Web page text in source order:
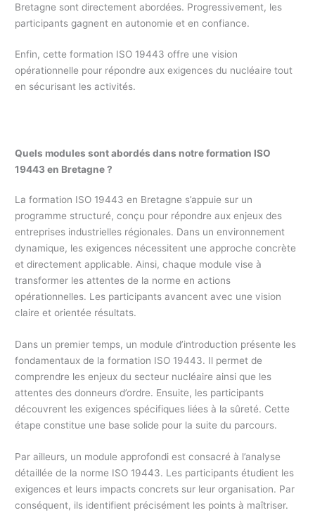
Bretagne sont directement abordées. Progressivement, les
participants gagnent en autonomie et en confiance.
Enfin, cette formation ISO 19443 offre une vision
opérationnelle pour répondre aux exigences du nucléaire tout
en sécurisant les activités.
Quels modules sont abordés dans notre formation ISO
19443 en Bretagne ?
La formation ISO 19443 en Bretagne s’appuie sur un
programme structuré, conçu pour répondre aux enjeux des
entreprises industrielles régionales. Dans un environnement
dynamique, les exigences nécessitent une approche concrète
et directement applicable. Ainsi, chaque module vise à
transformer les attentes de la norme en actions
opérationnelles. Les participants avancent avec une vision
claire et orientée résultats.
Dans un premier temps, un module d’introduction présente les
fondamentaux de la formation ISO 19443. Il permet de
comprendre les enjeux du secteur nucléaire ainsi que les
attentes des donneurs d’ordre. Ensuite, les participants
découvrent les exigences spécifiques liées à la sûreté. Cette
étape constitue une base solide pour la suite du parcours.
Par ailleurs, un module approfondi est consacré à l’analyse
détaillée de la norme ISO 19443. Les participants étudient les
exigences et leurs impacts concrets sur leur organisation. Par
conséquent, ils identifient précisément les points à maîtriser.